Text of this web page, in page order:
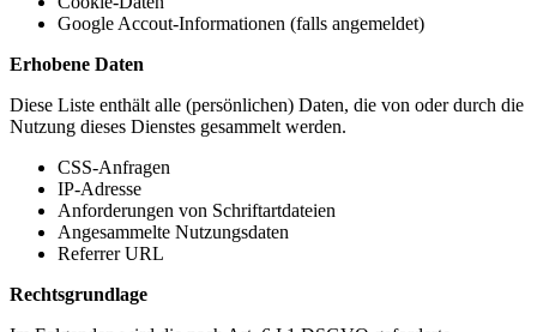
Google Accout-Informationen (falls angemeldet)
Erhobene Daten
Diese Liste enthält alle (persönlichen) Daten, die von oder durch die
Nutzung dieses Dienstes gesammelt werden.
CSS-Anfragen
IP-Adresse
Anforderungen von Schriftartdateien
Angesammelte Nutzungsdaten
Referrer URL
Rechtsgrundlage